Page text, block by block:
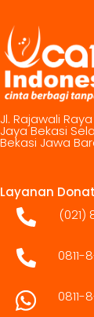
Jl. Rajawali
Jaya Bekasi
Bekasi Jawa
Layanan
(021)
0811-
0811-